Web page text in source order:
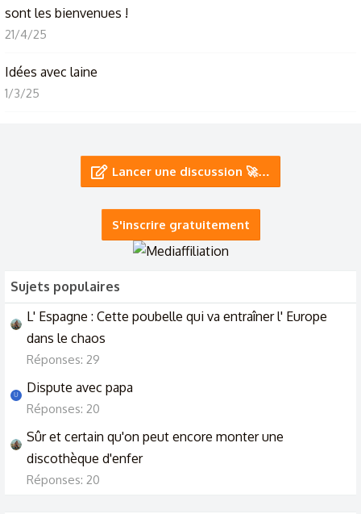
sont les bienvenues !
21/4/25
Idées avec laine
1/3/25
échange des idées d'expo avec lui sans me le dire...
Des idées d'excuses pour ne pas voir faux amis.
Lancer une discussion 🚀…
S'inscrire gratuitement
Sujets populaires
L' Espagne : Cette poubelle qui va entraîner l' Europe
dans le chaos
Réponses: 29
U Dispute avec papa
Réponses: 20
Sûr et certain qu'on peut encore monter une
discothèque d'enfer
Réponses: 20